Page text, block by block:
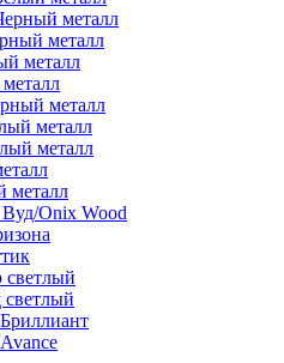
металл
металл
металл
металл
металл
металл
металл
Onix Wood